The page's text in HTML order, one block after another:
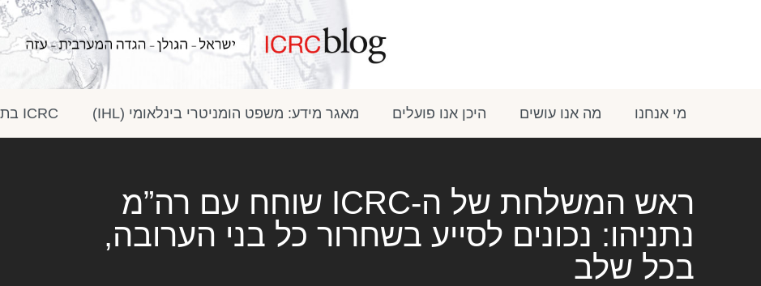
מי אנחנו מה אנו עושים היכן אנו פועלים מאגר מידע: משפט הומניטרי בינלאומי (IHL) ICRC בתקשורת
ראש המשלחת של ה-ICRC שוחח עם רה”מ
נתניהו: נכונים לסייע בשחרור כל בני הערובה,
בכל שלב